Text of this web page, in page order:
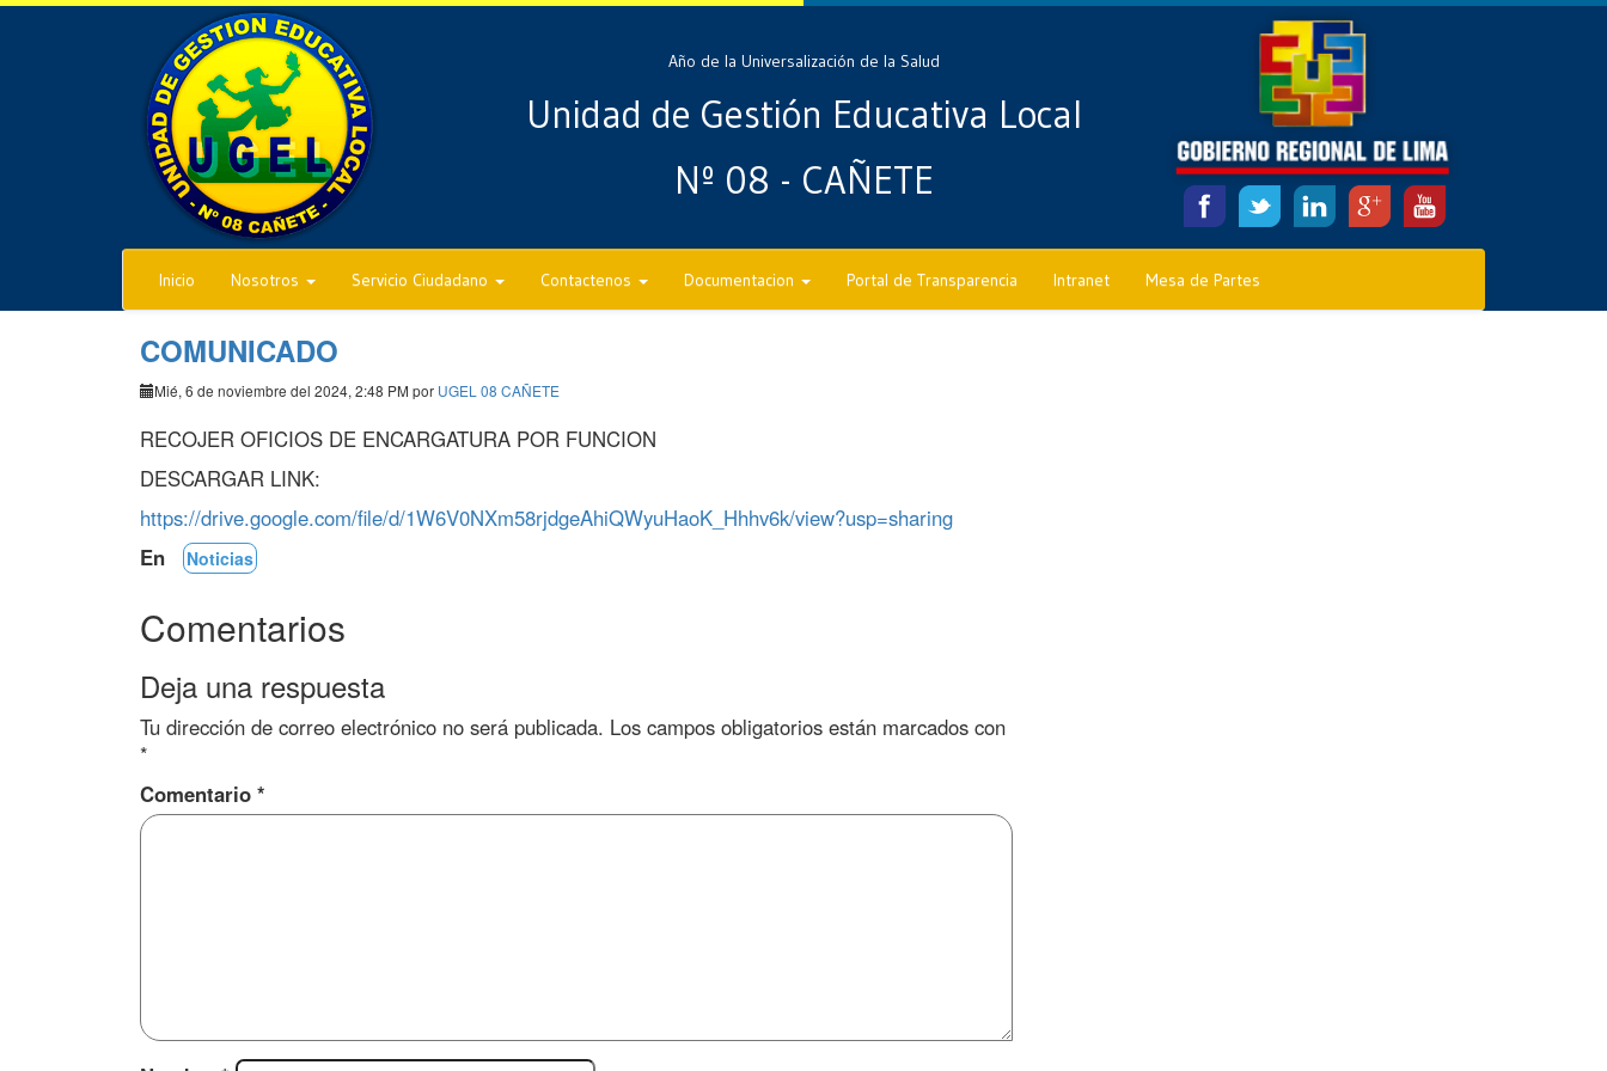
Año de la Universalización de la Salud
Unidad de Gestión Educativa Local
Nº 08 - CAÑETE
Inicio Nosotros Servicio Ciudadano Contactenos Documentacion Portal de Transparencia Intranet Mesa de Partes
COMUNICADO
Mié, 6 de noviembre del 2024, 2:48 PM por UGEL 08 CAÑETE
RECOJER OFICIOS DE ENCARGATURA POR FUNCION
DESCARGAR LINK:
https://drive.google.com/file/d/1W6V0NXm58rjdgeAhiQWyuHaoK_Hhhv6k/view?usp=sharing
En
Noticias
Comentarios
Deja una respuesta
Tu dirección de correo electrónico no será publicada. Los campos obligatorios están marcados con
*
Comentario *